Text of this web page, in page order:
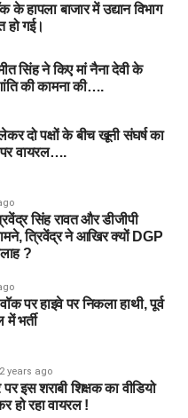
हापला बाजार में उद्यान विभाग
हो गई।
सिंह ने किए मां नैना देवी के
की कामना की….
दो पक्षों के बीच खूनी संघर्ष का
पर वायरल….
सिंह रावत और डीजीपी
त्रिवेंद्र ने आखिर क्यों DGP
?
पर हाइवे पर निकला हाथी, पूर्व
भर्ती
2 years ago
इस शराबी शिक्षक का वीडियो
हो रहा वायरल !